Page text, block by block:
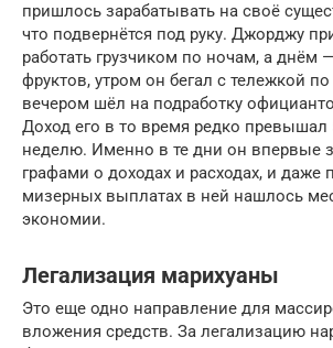
пришлось зарабатывать на своё
что подвернётся под руку. Джорджу
работать грузчиком по ночам, а днём
фруктов, утром он бегал с тележкой по
вечером шёл на подработку
Доход его в то время редко превышал
неделю. Именно в те дни он впервые
графами о доходах и расходах, и даже
мизерных выплатах в ней нашлось
экономии.
Легализация марихуаны
Это еще одно направление для
вложения средств. За легализацию